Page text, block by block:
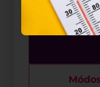
hozzájárulását